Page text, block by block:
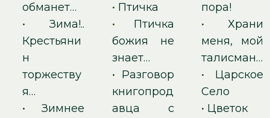
обманет…
• Зима!..
Крестьяни
н
торжеству
я…
• Зимнее
• Птичка
• Птичка
божия не
знает…
• Разговор
книгопрод
авца с
пора!
•Храни
меня, мой
талисман…
• Царское
Село
• Цветок